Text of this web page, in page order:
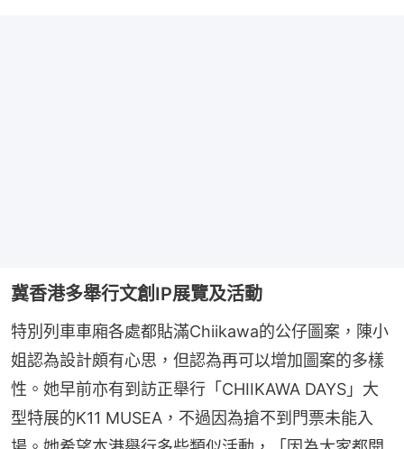
冀香港多舉行文創IP展覽及活動
特別列車車廂各處都貼滿Chiikawa的公仔圖案，陳小
姐認為設計頗有心思，但認為再可以增加圖案的多樣
性。她早前亦有到訪正舉行「CHIIKAWA DAYS」大
型特展的K11 MUSEA，不過因為搶不到門票未能入